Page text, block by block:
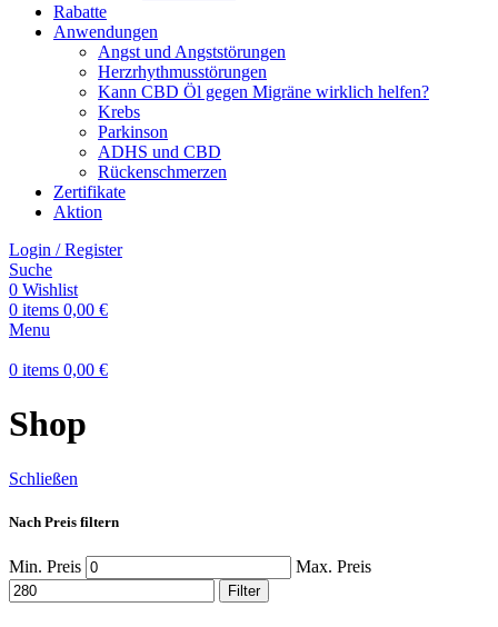
Rabatte
Anwendungen
Angst und Angststörungen
Herzrhythmusstörungen
Kann CBD Öl gegen Migräne wirklich helfen?
Krebs
Parkinson
ADHS und CBD
Rückenschmerzen
Zertifikate
Aktion
Login / Register
Suche
0 Wishlist
0 items 0,00 €
Menu
0 items 0,00 €
Shop
Schließen
Nach Preis filtern
Min. Preis Max. Preis
Filter